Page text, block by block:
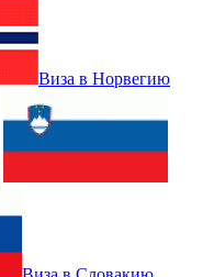
Виза в Норвегию